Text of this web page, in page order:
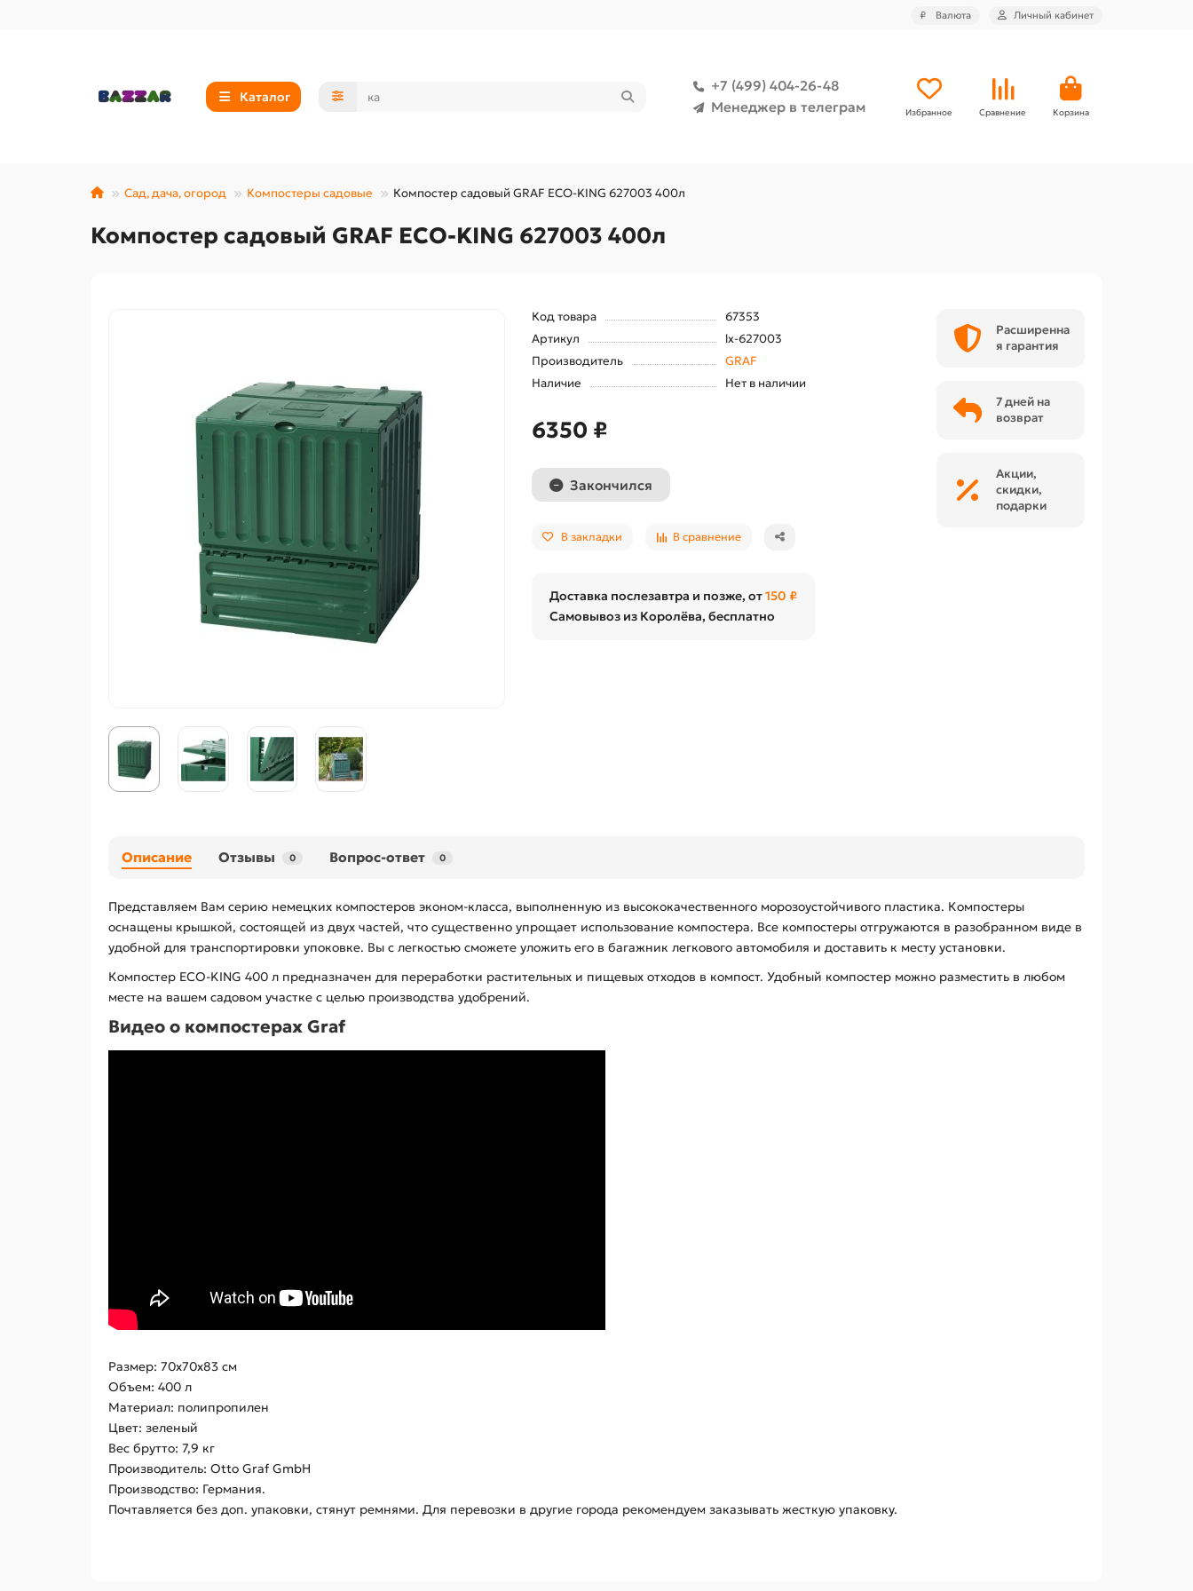
₽ Валюта Личный кабинет
Каталог
+7 (499) 404-26-48
Менеджер в телеграм
Избранное Сравнение Корзина
Сад, дача, огород Компостеры садовые Компостер садовый GRAF ECO-KING 627003 400л
Компостер садовый GRAF ECO-KING 627003 400л
Код товара
67353
Артикул
lx-627003
Производитель
GRAF
Наличие
Нет в наличии
6350 ₽
Закончился
В закладки В сравнение
Доставка послезавтра и позже, от150 ₽
Самовывоз из Королёва, бесплатно
Расширенна
я гарантия
7 дней на
возврат
Акции,
скидки,
подарки
Описание Отзывы 0 Вопрос-ответ 0
Представляем Вам серию немецких компостеров эконом-класса, выполненную из высококачественного морозоустойчивого пластика. Компостеры
оснащены крышкой, состоящей из двух частей, что существенно упрощает использование компостера. Все компостеры отгружаются в разобранном виде в
удобной для транспортировки упоковке. Вы с легкостью сможете уложить его в багажник легкового автомобиля и доставить к месту установки.
Компостер ECO-KING 400 л предназначен для переработки растительных и пищевых отходов в компост. Удобный компостер можно разместить в любом
месте на вашем садовом участке с целью производства удобрений.
Видео о компостерах Graf
Размер: 70х70х83 см
Объем: 400 л
Материал: полипропилен
Цвет: зеленый
Вес брутто: 7,9 кг
Производитель: Otto Graf GmbH
Производство: Германия.
Почтавляется без доп. упаковки, стянут ремнями. Для перевозки в другие города рекомендуем заказывать жесткую упаковку.